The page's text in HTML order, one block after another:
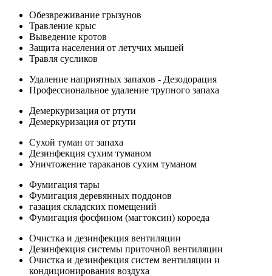
Обезвреживание грызунов
Травление крыс
Выведение кротов
Защита населения от летучих мышей
Травля сусликов
Удаление наприятных запахов - Дезодорация
Профессиональное удаление трупного запаха
Демеркуризация от ртути
Демеркуризация от ртути
Сухой туман от запаха
Дезинфекция сухим туманом
Уничтожение тараканов сухим туманом
Фумигация тары
Фумигация деревянных поддонов
газация складских помещений
Фумигация фосфином (магтоксин) короеда
Очистка и дезинфекция вентиляции
Дезинфекция системы приточной вентиляции
Очистка и дезинфекция систем вентиляции и
кондиционирования воздуха